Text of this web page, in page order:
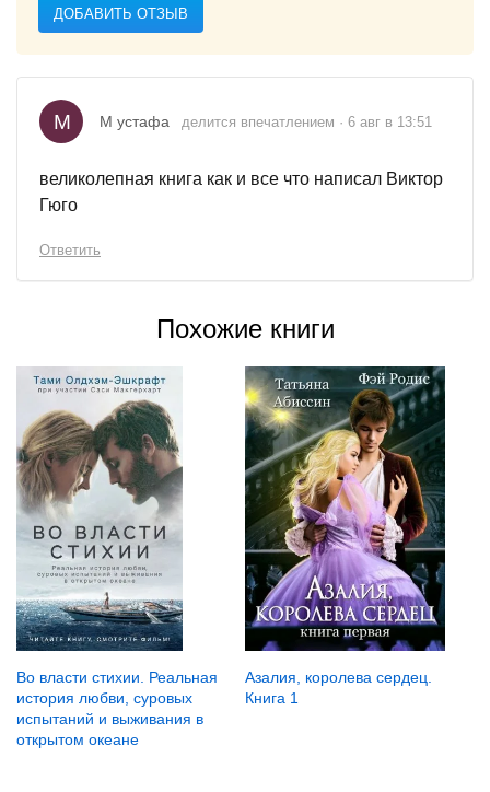
ДОБАВИТЬ ОТЗЫВ
М М устафа делится впечатлением · 6 авг в 13:51
великолепная книга как и все что написал Виктор
Гюго
Ответить
Похожие книги
Во власти стихии. Реальная
история любви, суровых
испытаний и выживания в
открытом океане
Азалия, королева сердец.
Книга 1